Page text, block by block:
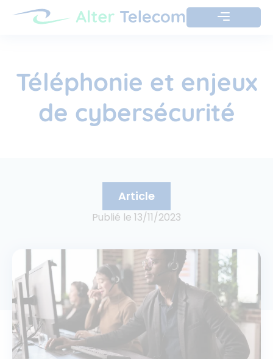
Téléphonie et enjeux
de cybersécurité
Article
Publié le 13/11/2023